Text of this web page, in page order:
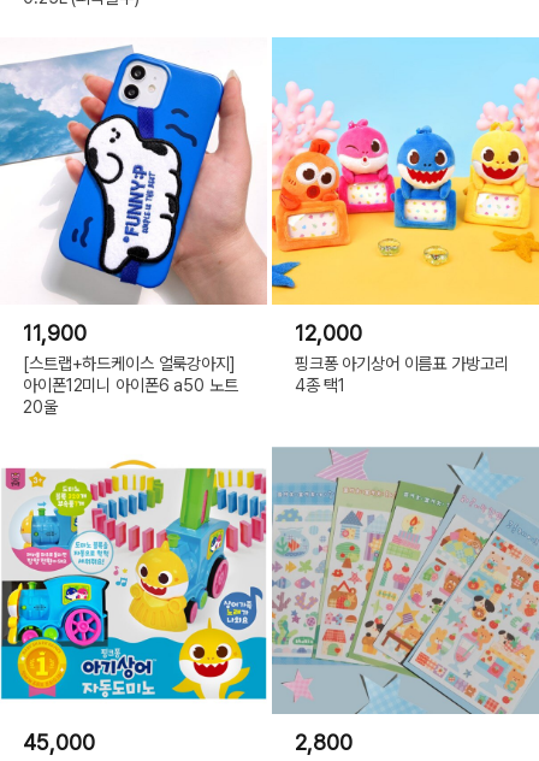
11,900
[스트랩+하드케이스 얼룩강아지]
아이폰12미니 아이폰6 a50 노트
20울
12,000
핑크퐁 아기상어 이름표 가방고리
4종 택1
45,000 2,800